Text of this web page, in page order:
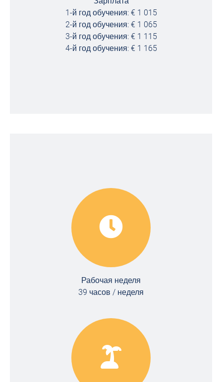
1-й год обучения: € 1 015
2-й год обучения: € 1 065
3-й год обучения: € 1 115
4-й год обучения: € 1 165
Рабочая неделя
39 часов / неделя